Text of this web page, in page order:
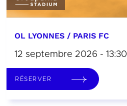
OL LYONNES / PARIS FC
12 septembre 2026 - 13:30
RÉSERVER